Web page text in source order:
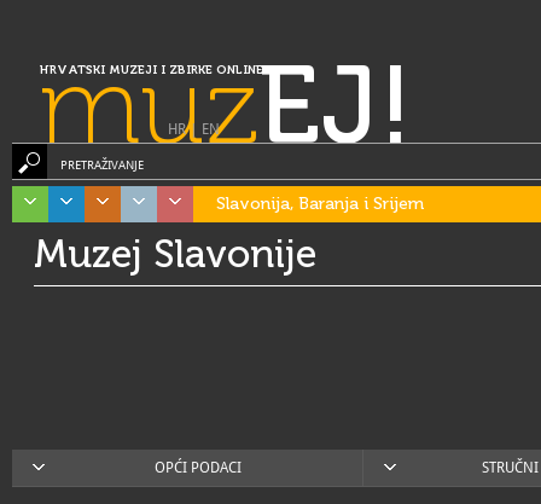
HRVATSKI MUZEJI I ZBIRKE ONLINE
muzEJ!
HR| EN
PRETRAŽIVANJE
Slavonija, Baranja i Srijem
Muzej Slavonije
OPĆI PODACI